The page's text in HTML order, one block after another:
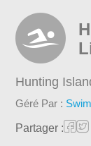
Hunting
Géré Par :
Partager :